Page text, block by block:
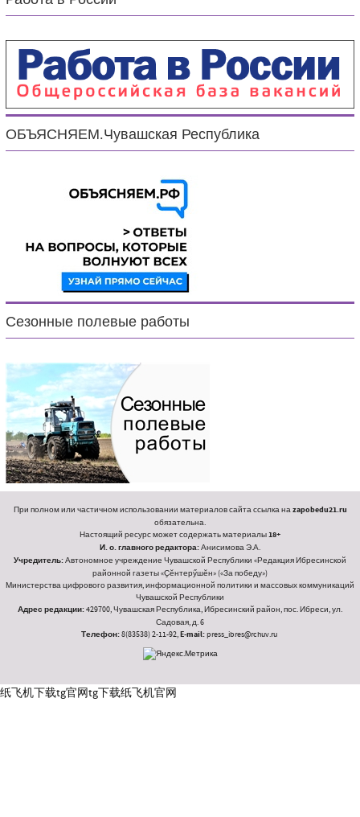
ОБЪЯСНЯЕМ.Чувашская Республика
Сезонные полевые работы
При полном или частичном использовании материалов сайта ссылка наzapobedu21.ru
обязательна.
Настоящий ресурс может содержать материалы18+
И. о. главного редактора:Анисимова Э.А.
Учредитель:Автономное учреждение Чувашской Республики «Редакция Ибресинской
районной газеты «Ҫӗнтерӳшӗн» («За победу»)
Министерства цифрового развития, информационной политики и массовых коммуникаций
Чувашской Республики
Адрес редакции:429700, Чувашская Республика, Ибресинский район, пос. Ибреси, ул.
Садовая, д. 6
Телефон:8(83538) 2-11-92,E-mail:press_ibres@rchuv.ru
纸飞机下载tg官网tg下载纸飞机官网